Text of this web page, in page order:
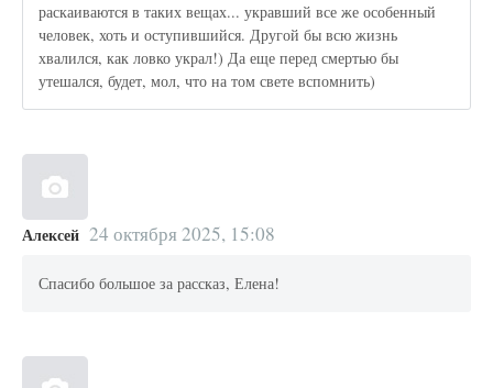
раскаиваются в таких вещах... укравший все же особенный
человек, хоть и оступившийся. Другой бы всю жизнь
хвалился, как ловко украл!) Да еще перед смертью бы
утешался, будет, мол, что на том свете вспомнить)
Алексей 24 октября 2025, 15:08
Спасибо большое за рассказ, Елена!